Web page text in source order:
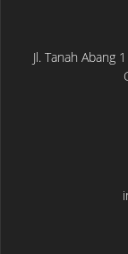
Jl. Tanah Abang